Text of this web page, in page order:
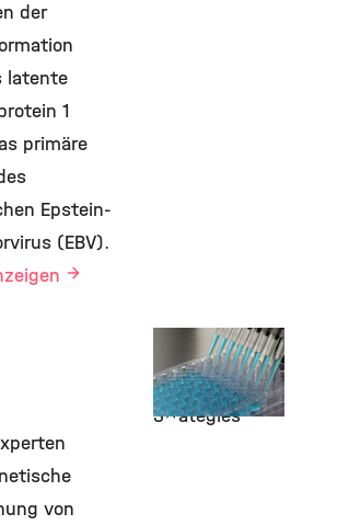
Labor Kieser
Viral Signaling
and Targeting
Strategies
der
latente
1
primäre
Epstein-
(EBV).
von